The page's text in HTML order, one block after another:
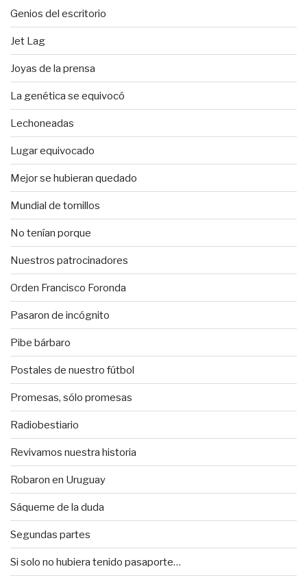
Genios del escritorio
Jet Lag
Joyas de la prensa
La genética se equivocó
Lechoneadas
Lugar equivocado
Mejor se hubieran quedado
Mundial de tornillos
No tenían porque
Nuestros patrocinadores
Orden Francisco Foronda
Pasaron de incógnito
Pibe bárbaro
Postales de nuestro fútbol
Promesas, sólo promesas
Radiobestiario
Revivamos nuestra historia
Robaron en Uruguay
Sáqueme de la duda
Segundas partes
Si solo no hubiera tenido pasaporte…